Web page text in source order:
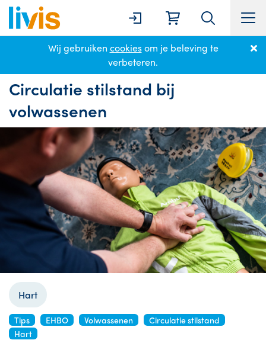
Wij gebruiken cookiesom je beleving te
verbeteren.
Nieuws Circulatie stilstand bij volwassenen
Circulatie stilstand bij
volwassenen
Hart
Tips EHBO Volwassenen
Circulatie stilstand
Hart